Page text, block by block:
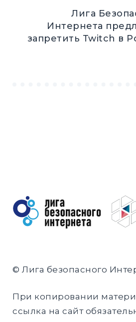
Лига
Интернета
запретить Twitch в
© Лига безопасного
При копировании
ссылка на сайт